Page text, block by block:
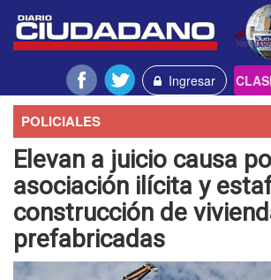
Ingresar
POLICIALES
Elevan a juicio causa
asociación ilícita y
construcción de
prefabricadas